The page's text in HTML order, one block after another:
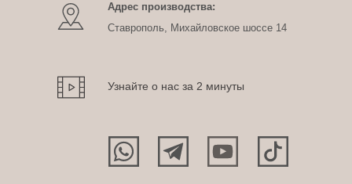
Узнайте о нас за 2 минуты
Ставрополь, Михайловское шоссе 14
Адрес производства: